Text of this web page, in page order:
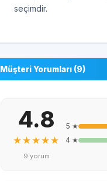
seçimdir.
Müşteri Yorumları (9)
4.8
★★★★★
9 yorum
5 ★
4 ★